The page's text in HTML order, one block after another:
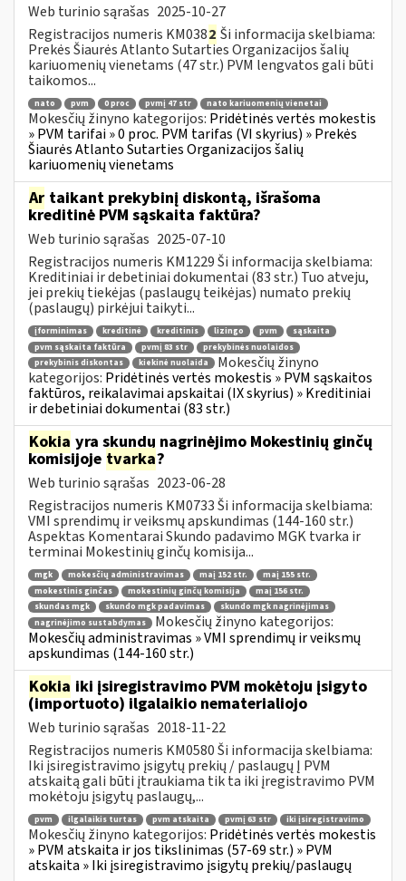
Web turinio sąrašas 2025-10-27
Registracijos numeris KM0382 Ši informacija skelbiama:
Prekės Šiaurės Atlanto Sutarties Organizacijos šalių
kariuomenių vienetams (47 str.) PVM lengvatos gali būti
taikomos...
nato pvm 0 proc pvmį 47 str nato kariuomenių vienetai
Mokesčių žinyno kategorijos: Pridėtinės vertės mokestis
» PVM tarifai » 0 proc. PVM tarifas (VI skyrius) » Prekės
Šiaurės Atlanto Sutarties Organizacijos šalių
kariuomenių vienetams
Ar taikant prekybinį diskontą, išrašoma
kreditinė PVM sąskaita faktūra?
Web turinio sąrašas 2025-07-10
Registracijos numeris KM1229 Ši informacija skelbiama:
Kreditiniai ir debetiniai dokumentai (83 str.) Tuo atveju,
jei prekių tiekėjas (paslaugų teikėjas) numato prekių
(paslaugų) pirkėjui taikyti...
įforminimas kreditinė kreditinis lizingo pvm
sąskaita
pvm sąskaita faktūra
pvmį 83 str
prekybinės nuolaidos
prekybinis diskontas
kiekinė nuolaida
Mokesčių žinyno
kategorijos: Pridėtinės vertės mokestis » PVM sąskaitos
faktūros, reikalavimai apskaitai (IX skyrius) » Kreditiniai
ir debetiniai dokumentai (83 str.)
Kokia yra skundų nagrinėjimo Mokestinių ginčų
komisijoje tvarka?
Web turinio sąrašas 2023-06-28
Registracijos numeris KM0733 Ši informacija skelbiama:
VMI sprendimų ir veiksmų apskundimas (144-160 str.)
Aspektas Komentarai Skundo padavimo MGK tvarka ir
terminai Mokestinių ginčų komisija...
mgk mokesčių administravimas maį 152 str.
maį 155 str.
mokestinis ginčas
mokestinių ginčų komisija
maį 156 str.
skundas mgk
skundo mgk padavimas
skundo mgk nagrinėjimas
nagrinėjimo sustabdymas
Mokesčių žinyno kategorijos:
Mokesčių administravimas » VMI sprendimų ir veiksmų
apskundimas (144-160 str.)
Kokia iki įsiregistravimo PVM mokėtoju įsigyto
(importuoto) ilgalaikio nematerialiojo
Web turinio sąrašas 2018-11-22
Registracijos numeris KM0580 Ši informacija skelbiama:
Iki įsiregistravimo įsigytų prekių / paslaugų Į PVM
atskaitą gali būti įtraukiama tik ta iki įregistravimo PVM
mokėtoju įsigytų paslaugų,...
pvm ilgalaikis turtas pvm atskaita pvmį 63 str iki įsiregistravimo
Mokesčių žinyno kategorijos: Pridėtinės vertės mokestis
» PVM atskaita ir jos tikslinimas (57-69 str.) » PVM
atskaita » Iki įsiregistravimo įsigytų prekių/paslaugų